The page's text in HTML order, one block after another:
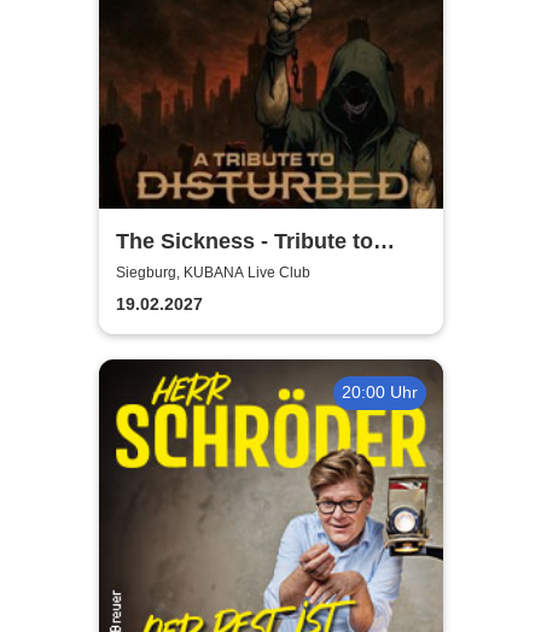
The Sickness - Tribute to
Disturbed
Siegburg, KUBANA Live Club
19.02.2027
20:00 Uhr